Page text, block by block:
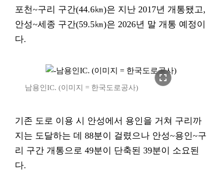
포천~구리 구간(44.6㎞)은 지난 2017년 개통됐고,
안성~세종 구간(59.5㎞)은 2026년 말 개통 예정이
다.
fullscreen
남용인IC. (이미지 = 한국도로공사)
기존 도로 이용 시 안성에서 용인을 거쳐 구리까
지는 도달하는 데 88분이 걸렸으나 안성~용인~구
리 구간 개통으로 49분이 단축된 39분이 소요된
다.